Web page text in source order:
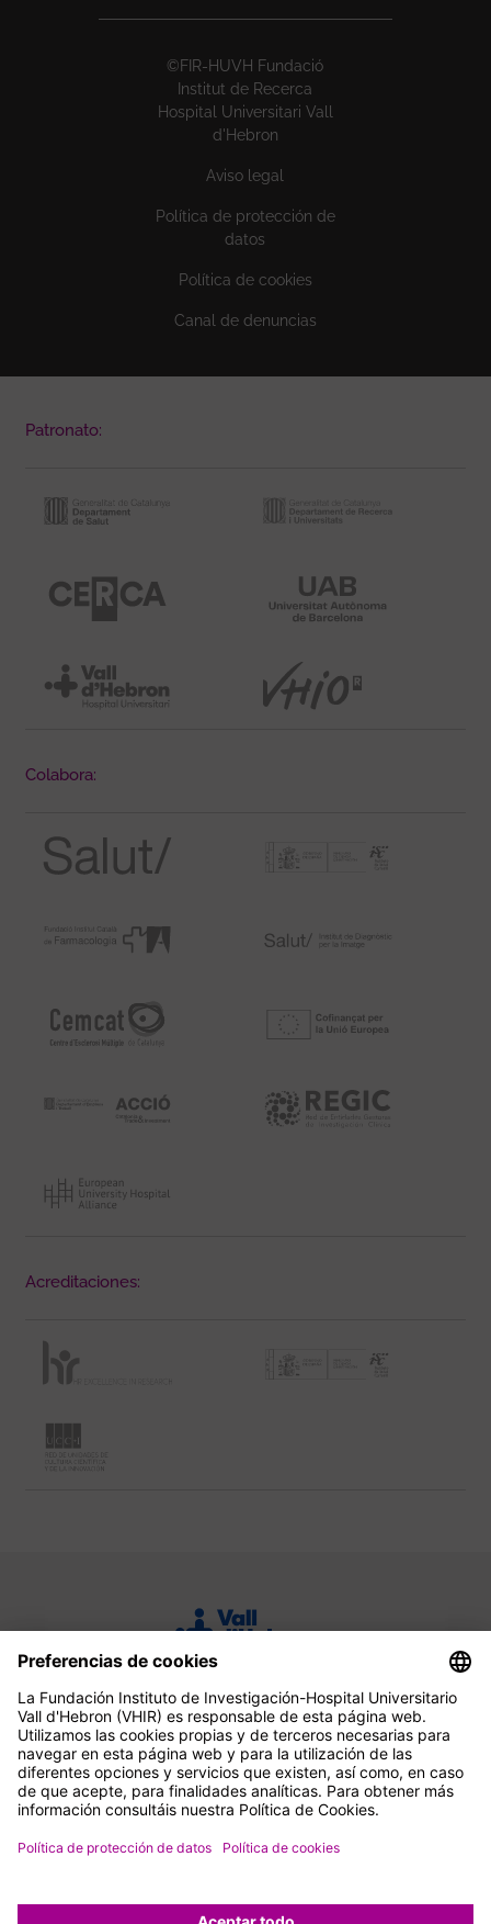
©FIR-HUVH Fundació
Institut de Recerca
Hospital Universitari Vall
d'Hebron
Aviso legal
Política de protección de
datos
Política de cookies
Canal de denuncias
Patronato:
Colabora:
Acreditaciones: